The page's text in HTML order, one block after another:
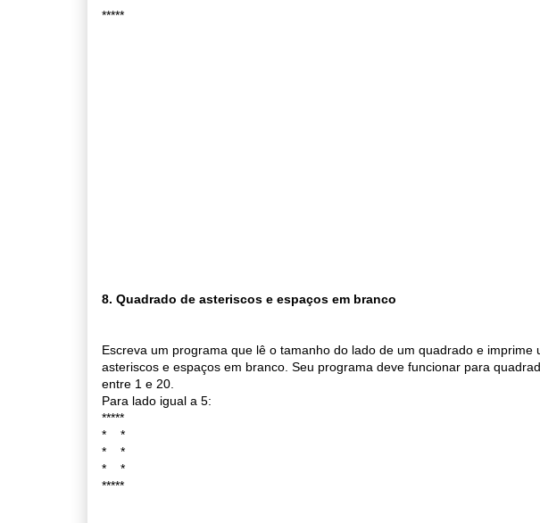
*****
8. Quadrado de asteriscos e espaços em branco
Escreva um programa que lê o tamanho do lado de um quadrado e imprime
asteriscos e espaços em branco. Seu programa deve funcionar para
entre 1 e 20.
Para lado igual a 5:
*****
* *
* *
* *
*****